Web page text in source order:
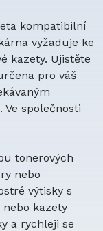
kompatibilní
vyžaduje ke
kazety. Ujistěte
pro váš
společnosti
tonerových
nebo
výtisky s
kazety
a rychleji se